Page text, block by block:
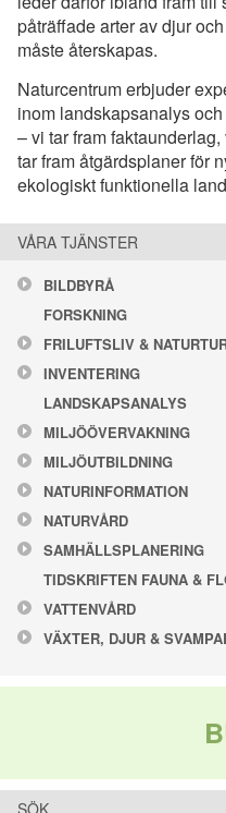
påträffade arter av djur
måste återskapas.
Naturcentrum erbjuder
inom landskapsanalys
– vi tar fram
tar fram åtgärdsplaner för
ekologiskt funktionella
VÅRA TJÄNSTER
BILDBYRÅ
FORSKNING
FRILUFTSLIV &
INVENTERING
LANDSKAPSANALYS
MILJÖÖVERVAKNING
MILJÖUTBILDNING
NATURINFORMATION
NATURVÅRD
SAMHÄLLSPLANERING
TIDSKRIFTEN FAUNA &
VATTENVÅRD
VÄXTER, DJUR &
SÖK